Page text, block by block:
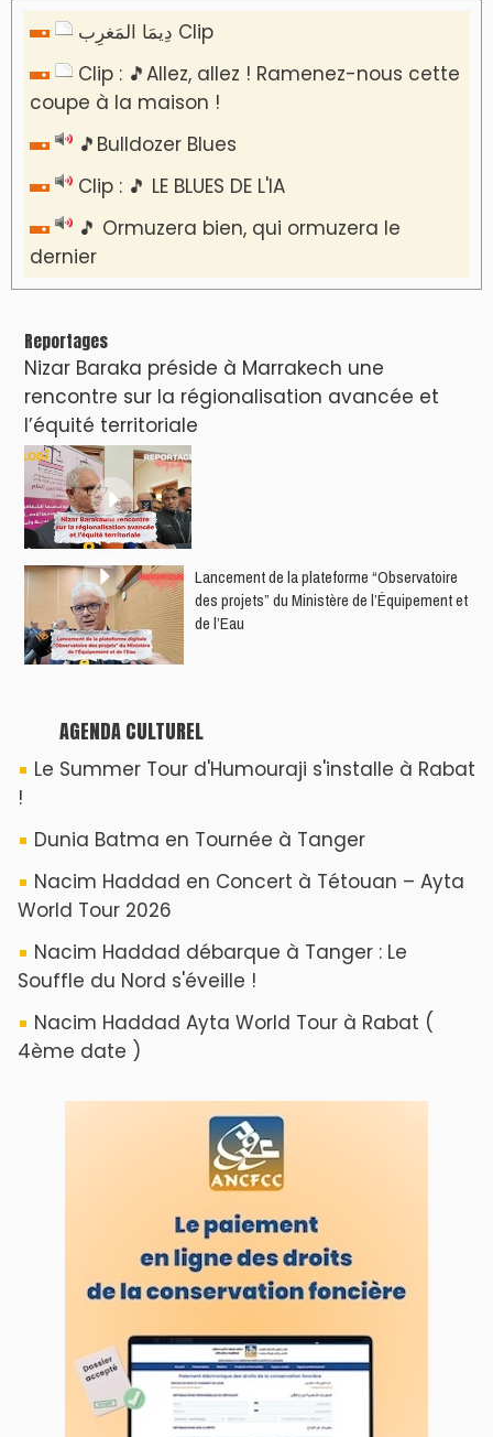
دِيمَا المَغرِب Clip
Clip : 🎵Allez, allez ! Ramenez-nous cette
coupe à la maison !
🎵Bulldozer Blues
Clip : 🎵 LE BLUES DE L'IA
🎵 Ormuzera bien, qui ormuzera le
dernier
Reportages
Nizar Baraka préside à Marrakech une
rencontre sur la régionalisation avancée et
l’équité territoriale
​Lancement de la plateforme “Observatoire
des projets” du Ministère de l’Équipement et
de l’Eau
AGENDA CULTUREL
Le Summer Tour d'Humouraji s'installe à Rabat
!
Dunia Batma en Tournée à Tanger
Nacim Haddad en Concert à Tétouan – Ayta
World Tour 2026
Nacim Haddad débarque à Tanger : Le
Souffle du Nord s'éveille !
Nacim Haddad Ayta World Tour à Rabat (
4ème date )